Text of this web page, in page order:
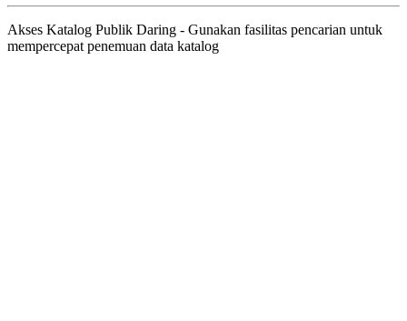
Akses Katalog Publik Daring - Gunakan fasilitas pencarian untuk
mempercepat penemuan data katalog